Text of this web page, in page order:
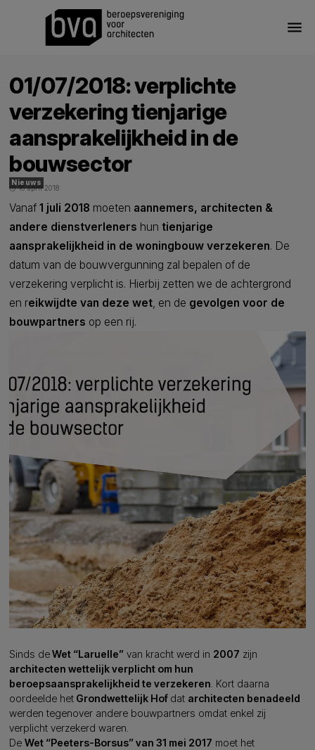
menu
01/07/2018: verplichte
verzekering tienjarige
aansprakelijkheid in de
bouwsector
Nieuws
schedule16 april 2018
Vanaf 1 juli 2018 moeten aannemers, architecten &
andere dienstverleners hun tienjarige
aansprakelijkheid in de woningbouw verzekeren. De
datum van de bouwvergunning zal bepalen of de
verzekering verplicht is. Hierbij zetten we de achtergrond
en reikwijdte van deze wet , en de gevolgen voor de
bouwpartners op een rij.
Sinds deWet “Laruelle” van kracht werd in 2007 zijn
architecten wettelijk verplicht om hun
beroepsaansprakelijkheid te verzekeren . Kort daarna
oordeelde het Grondwettelijk Hof dat architecten benadeeld
werden tegenover andere bouwpartners omdat enkel zij
verplicht verzekerd waren.
De Wet “Peeters-Borsus” van 31 mei 2017 moet het